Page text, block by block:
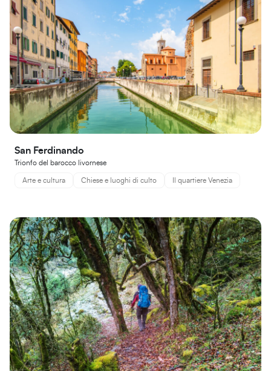
San Ferdinando
Trionfo del barocco livornese
Arte e cultura Chiese e luoghi di culto Il quartiere Venezia